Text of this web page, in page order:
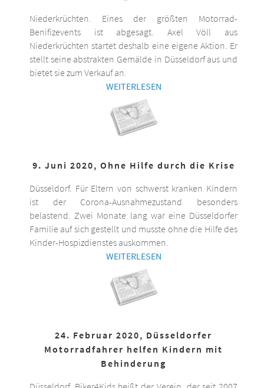
Niederkrüchten. Eines der größten Motorrad-
Benifizevents ist abgesagt. Axel Völl aus
Niederkrüchten startet deshalb eine eigene Aktion. Er
stellt seine abstrakten Gemälde in Düsseldorf aus und
bietet sie zum Verkauf an.
WEITERLESEN
9. Juni 2020, Ohne Hilfe durch die Krise
Düsseldorf. Für Eltern von schwerst kranken Kindern
ist der Corona-Ausnahmezustand besonders
belastend. Zwei Monate lang war eine Düsseldorfer
Familie auf sich gestellt und musste ohne die Hilfe des
Kinder-Hospizdienstes auskommen.
WEITERLESEN
24. Februar 2020, Düsseldorfer
Motorradfahrer helfen Kindern mit
Behinderung